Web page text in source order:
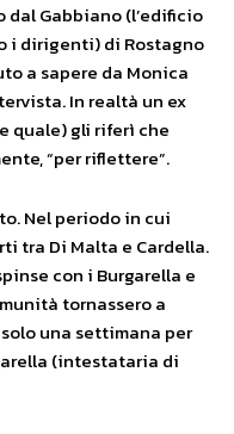
dal Gabbiano (l’edificio
i dirigenti) di Rostagno
a sapere da Monica
In realtà un ex
quale) gli riferì che
“per riflettere”.
Nel periodo in cui
tra Di Malta e Cardella.
con i Burgarella e
tornassero a
una settimana per
(intestataria di